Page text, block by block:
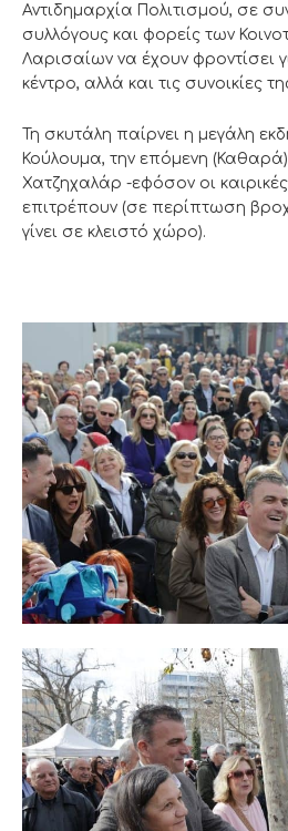
Αντιδημαρχία Πολιτισμού, σε
συλλόγους και φορείς των
Λαρισαίων να έχουν φροντίσει
κέντρο, αλλά και τις συνοικίες
Τη σκυτάλη παίρνει η μεγάλη
Κούλουμα, την επόμενη
Χατζηχαλάρ -εφόσον οι
επιτρέπουν (σε περίπτωση
γίνει σε κλειστό χώρο).